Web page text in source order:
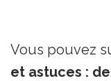
Vous pouvez
et astuces :